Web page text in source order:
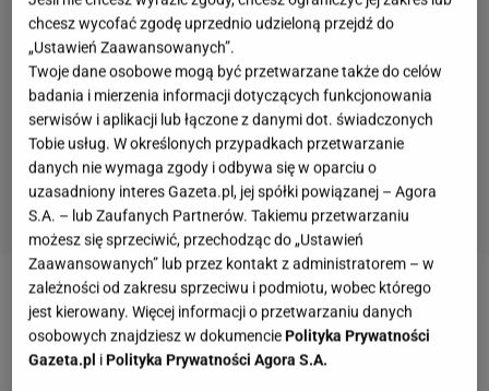
Wielkanocne śniadanie - szakszuka
Składniki: 2 jajka, puszkapomidorów
chcesz wycofać zgodę uprzednio udzieloną przejdź do
„Ustawień Zaawansowanych”.
Twoje dane osobowe mogą być przetwarzane także do celów
badania i mierzenia informacji dotyczących funkcjonowania
serwisów i aplikacji lub łączone z danymi dot. świadczonych
Tobie usług. W określonych przypadkach przetwarzanie
danych nie wymaga zgody i odbywa się w oparciu o
uzasadniony interes Gazeta.pl, jej spółki powiązanej – Agora
S.A. – lub Zaufanych Partnerów. Takiemu przetwarzaniu
możesz się sprzeciwić, przechodząc do „Ustawień
Zaawansowanych” lub przez kontakt z administratorem – w
zależności od zakresu sprzeciwu i podmiotu, wobec którego
jest kierowany. Więcej informacji o przetwarzaniu danych
osobowych znajdziesz w dokumencie Polityka Prywatności
Gazeta.pl i Polityka Prywatności Agora S.A.